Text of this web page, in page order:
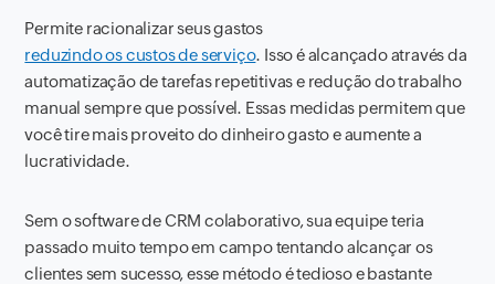
Permite racionalizar seus gastos
reduzindo os custos de serviço. Isso é alcançado através da
automatização de tarefas repetitivas e redução do trabalho
manual sempre que possível. Essas medidas permitem que
você tire mais proveito do dinheiro gasto e aumente a
lucratividade.
Sem o software de CRM colaborativo, sua equipe teria
passado muito tempo em campo tentando alcançar os
clientes sem sucesso, esse método é tedioso e bastante